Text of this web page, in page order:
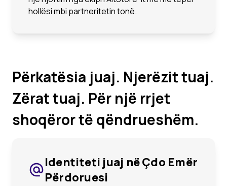
hollësi mbi partneritetin tonë.
Përkatësia juaj. Njerëzit tuaj.
Zërat tuaj. Për një rrjet
shoqëror të qëndrueshëm.
Identiteti juaj në Çdo Emër
Përdoruesi